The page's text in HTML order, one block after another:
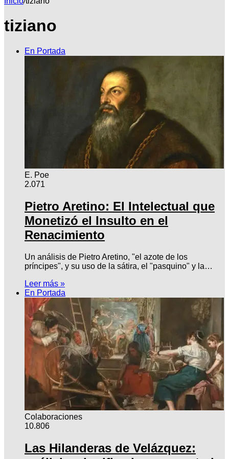
por
tiziano
En Portada
E. Poe
2.071
Pietro Aretino: El Intelectual que
Monetizó el Insulto en el
Renacimiento
Un análisis de Pietro Aretino, "el azote de los
príncipes", y su uso de la sátira, el "pasquino" y la…
Leer más »
En Portada
Colaboraciones
10.806
Las Hilanderas de Velázquez: